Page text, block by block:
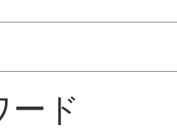
ード